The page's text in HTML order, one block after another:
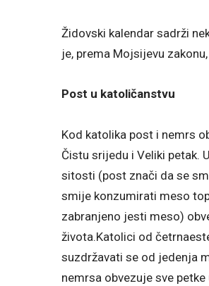
Židovski kalendar sadrži
je, prema Mojsijevu
Post u katoličanstvu
Kod katolika post i nemrs
Čistu srijedu i Veliki petak.
sitosti (post znači da se
smije konzumirati meso
zabranjeno jesti meso)
života.Katolici od
suzdržavati se od jedenja
nemrsa obvezuje sve